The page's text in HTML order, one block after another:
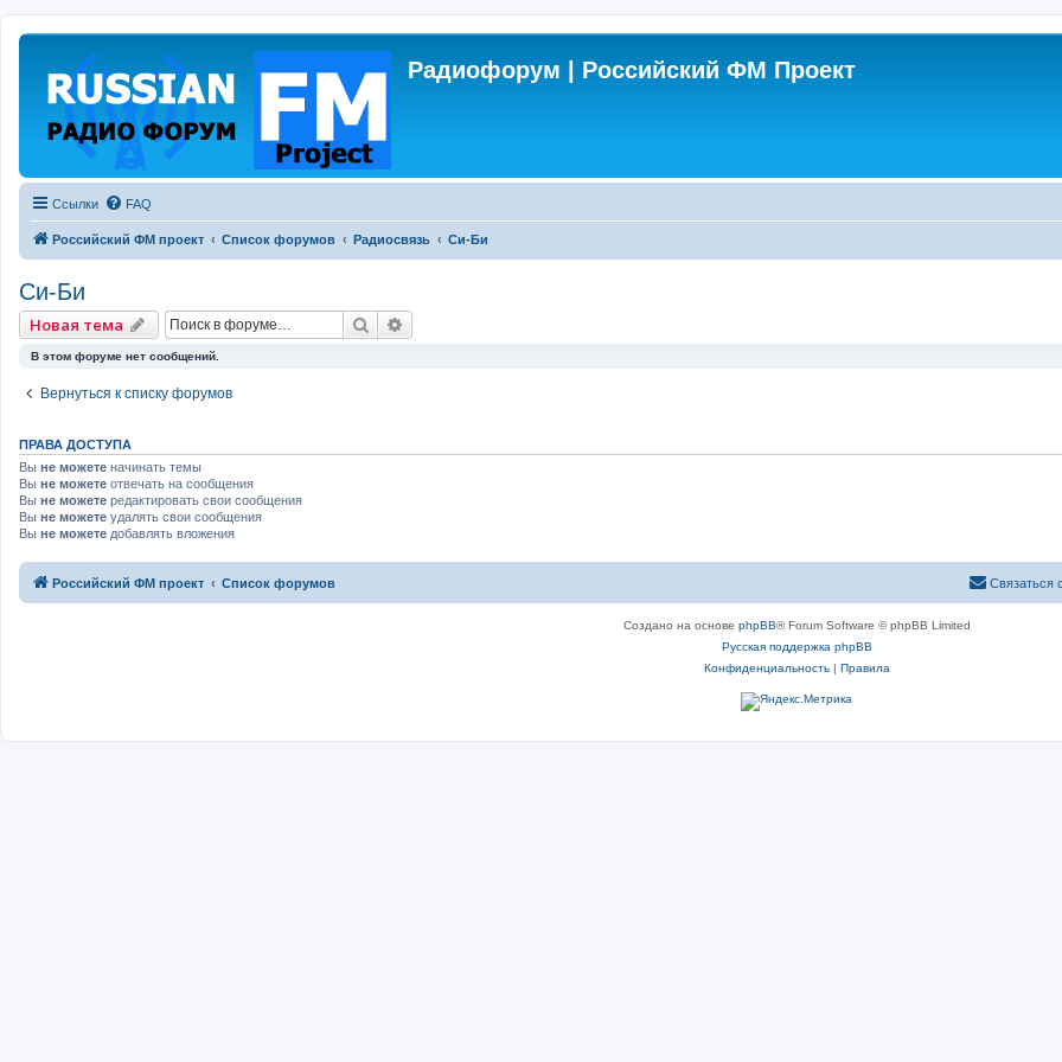
Радиофорум | Российский ФМ Проект
Ссылки FAQ
Российский ФМ проект Список форумов Радиосвязь Си-Би
Си-Би
Новая тема Поиск
В этом форуме нет сообщений.
Вернуться к списку форумов
ПРАВА ДОСТУПА
Вы не можете начинать темы
Вы не можете отвечать на сообщения
Вы не можете редактировать свои сообщения
Вы не можете удалять свои сообщения
Вы не можете добавлять вложения
Российский ФМ проект Список форумов Связаться
Создано на основе phpBB® Forum Software © phpBB Limited
Русская поддержка phpBB
Конфиденциальность| Правила